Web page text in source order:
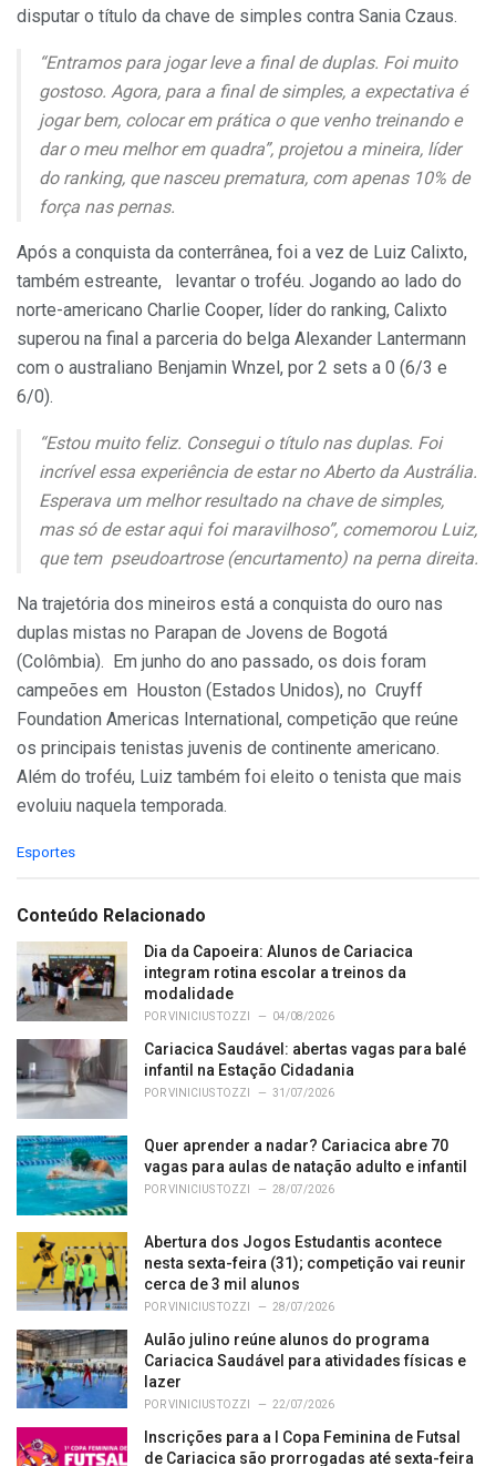
disputar o título da chave de simples contra Sania Czaus.
“Entramos para jogar leve a final de duplas. Foi muito
gostoso. Agora, para a final de simples, a expectativa é
jogar bem, colocar em prática o que venho treinando e
dar o meu melhor em quadra”, projetou a mineira, líder
do ranking, que nasceu prematura, com apenas 10% de
força nas pernas.
Após a conquista da conterrânea, foi a vez de Luiz Calixto,
também estreante, levantar o troféu. Jogando ao lado do
norte-americano Charlie Cooper, líder do ranking, Calixto
superou na final a parceria do belga Alexander Lantermann
com o australiano Benjamin Wnzel, por 2 sets a 0 (6/3 e
6/0).
“Estou muito feliz. Consegui o título nas duplas. Foi
incrível essa experiência de estar no Aberto da Austrália.
Esperava um melhor resultado na chave de simples,
mas só de estar aqui foi maravilhoso”, comemorou Luiz,
que tem pseudoartrose (encurtamento) na perna direita.
Na trajetória dos mineiros está a conquista do ouro nas
duplas mistas no Parapan de Jovens de Bogotá
(Colômbia). Em junho do ano passado, os dois foram
campeões em Houston (Estados Unidos), no Cruyff
Foundation Americas International, competição que reúne
os principais tenistas juvenis de continente americano.
Além do troféu, Luiz também foi eleito o tenista que mais
evoluiu naquela temporada.
C
e
o
r
i
e
Esportes
Conteúdo Relacionado
Dia da Capoeira: Alunos de Cariacica
integram rotina escolar a treinos da
modalidade
PORVINICIUS TOZZI 04/08/2026
Cariacica Saudável: abertas vagas para balé
infantil na Estação Cidadania
PORVINICIUS TOZZI 31/07/2026
Quer aprender a nadar? Cariacica abre 70
vagas para aulas de natação adulto e infantil
PORVINICIUS TOZZI 28/07/2026
Abertura dos Jogos Estudantis acontece
nesta sexta-feira (31); competição vai reunir
cerca de 3 mil alunos
PORVINICIUS TOZZI 28/07/2026
Aulão julino reúne alunos do programa
Cariacica Saudável para atividades físicas e
lazer
PORVINICIUS TOZZI 22/07/2026
Inscrições para a I Copa Feminina de Futsal
de Cariacica são prorrogadas até sexta-feira